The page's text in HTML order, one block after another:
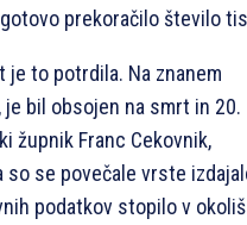
prekoračilo število
to potrdila. Na znanem
je bil obsojen na smrt in 20.
župnik Franc Cekovnik,
so se povečale vrste
podatkov stopilo v